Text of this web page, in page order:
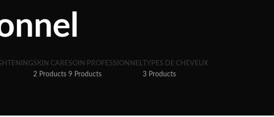
SKIN CARE
2 Products
SOIN PROFESSIONNEL
9 Products
TYPES DE CHEVEUX
3 Products